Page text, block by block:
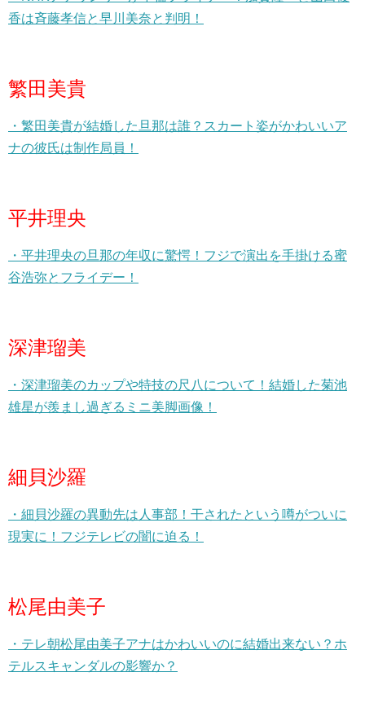
香は斉藤孝信と早川美奈と判明！
繁田美貴
・繁田美貴が結婚した旦那は誰？スカート姿がかわいいア
ナの彼氏は制作局員！
平井理央
・平井理央の旦那の年収に驚愕！フジで演出を手掛ける蜜
谷浩弥とフライデー！
深津瑠美
・深津瑠美のカップや特技の尺八について！結婚した菊池
雄星が羨まし過ぎるミニ美脚画像！
細貝沙羅
・細貝沙羅の異動先は人事部！干されたという噂がついに
現実に！フジテレビの闇に迫る！
松尾由美子
・テレ朝松尾由美子アナはかわいいのに結婚出来ない？ホ
テルスキャンダルの影響か？